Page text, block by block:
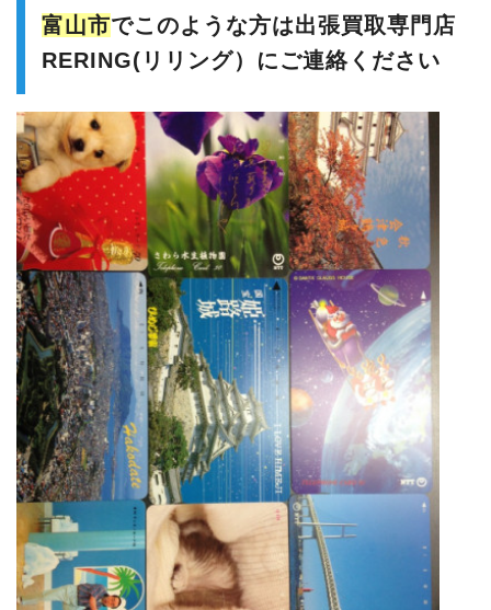
富山市でこのような方は出張買取専門店
RERING(リリング）にご連絡ください